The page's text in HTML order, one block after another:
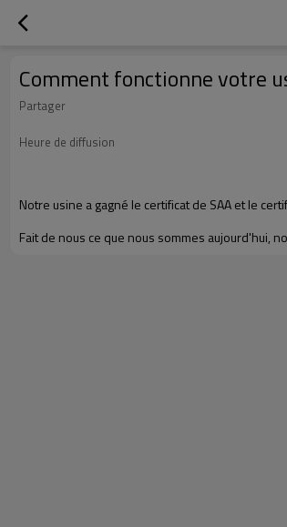
Comment fonctionne votre
Partager
Heure de diffusion
Notre usine a gagné le certificat de SAA et le
Fait de nous ce que nous sommes aujourd'hui,